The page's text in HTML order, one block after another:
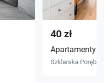
40 zł
Apartamenty
Szklarska Poręba